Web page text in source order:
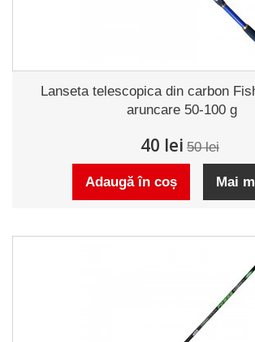
Lanseta telescopica din carbon
aruncare 50-100 g
40 lei 50 lei
Adaugă în coș Mai